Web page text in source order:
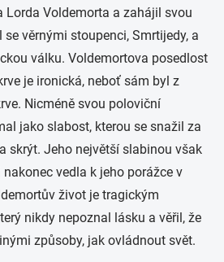
Lorda Voldemorta a zahájil svou
věrnými stoupenci, Smrtijedy, a
válku. Voldemortova posedlost
je ironická, neboť sám byl z
Nicméně svou poloviční
jako slabost, kterou se snažil za
skrýt. Jeho největší slabinou však
vedla k jeho porážce v
život je tragickým
nikdy nepoznal lásku a věřil, že
způsoby, jak ovládnout svět.